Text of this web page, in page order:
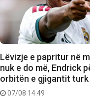
Lëvizje e papritur në
nuk e do më, Endrick
orbitën e gjigantit turk
07/08 14:49